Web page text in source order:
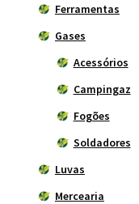
Ferramentas
Gases
Acessórios
Campingaz
Fogões
Soldadores
Luvas
Mercearia